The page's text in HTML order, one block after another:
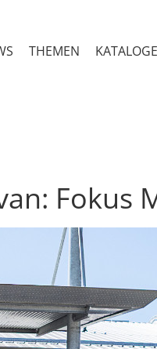
THEMEN KATALOGE
Fokus